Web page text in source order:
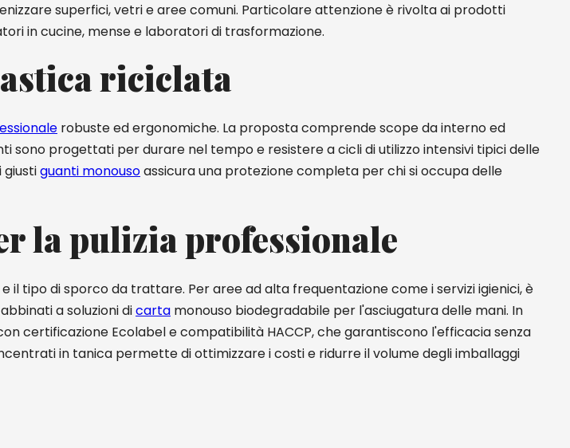
superfici, vetri e aree comuni. Particolare attenzione è rivolta ai prodotti
in cucine, mense e laboratori di trasformazione.
riciclata
robuste ed ergonomiche. La proposta comprende scope da interno ed
sono progettati per durare nel tempo e resistere a cicli di utilizzo intensivi tipici delle
giustiguanti monousoassicura una protezione completa per chi si occupa delle
la pulizia professionale
tipo di sporco da trattare. Per aree ad alta frequentazione come i servizi igienici, è
a soluzioni dicarta monouso biodegradabile per l'asciugatura delle mani. In
certificazione Ecolabel e compatibilità HACCP, che garantiscono l'efficacia senza
in tanica permette di ottimizzare i costi e ridurre il volume degli imballaggi